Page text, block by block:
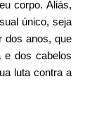
corpo. Aliás,
único, seja
dos anos, que
e dos cabelos
luta contra a